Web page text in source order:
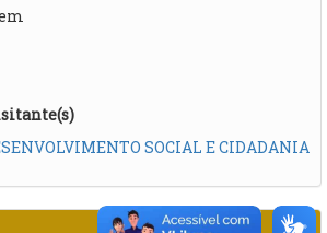
SOCIAL E CIDADANIA